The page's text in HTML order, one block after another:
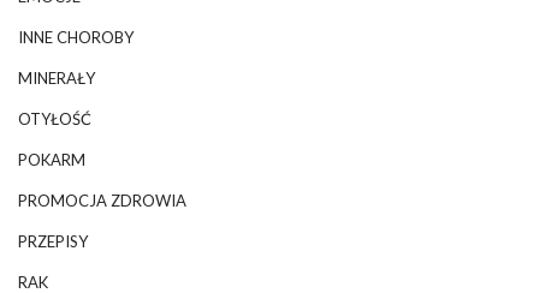
INNE CHOROBY
MINERAŁY
OTYŁOŚĆ
POKARM
PROMOCJA ZDROWIA
PRZEPISY
RAK